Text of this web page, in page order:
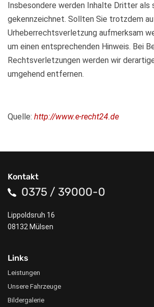
Insbesondere werden Inhalte Dritter als
gekennzeichnet. Sollten Sie trotzdem
Urheberrechtsverletzung aufmerksam
um einen entsprechenden Hinweis. Bei
Rechtsverletzungen werden wir
umgehend entfernen.
Quelle: http://www.e-recht24.de
Kontakt
0375 / 39000-0
Lippoldsruh 16
08132 Mülsen
Links
Leistungen
Unsere Fahrzeuge
Bildergalerie